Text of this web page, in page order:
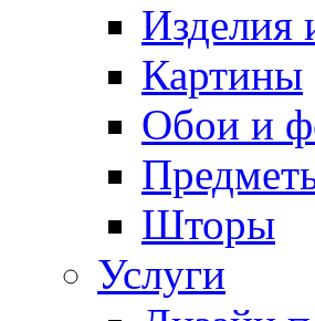
Изделия
Картины
Обои и
Шторы
Услуги